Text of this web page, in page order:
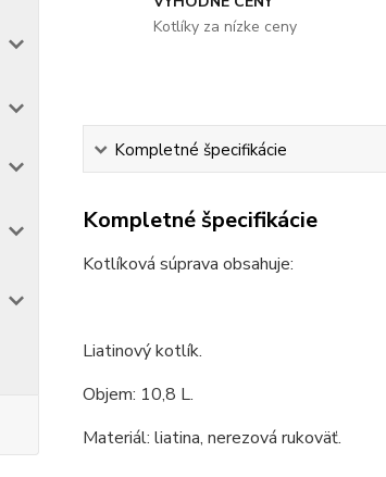
Kotlíky za nízke ceny
Kompletné špecifikácie
Kompletné špecifikácie
Kotlíková súprava obsahuje:
Liatinový kotlík.
Objem: 10,8 L.
Materiál: liatina, nerezová rukoväť.